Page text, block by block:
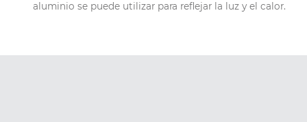
aluminio se puede utilizar para reflejar la luz y el calor.